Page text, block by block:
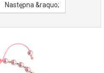
Następna &raquo;